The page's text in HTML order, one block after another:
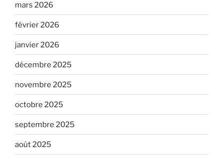
mars 2026
février 2026
janvier 2026
décembre 2025
novembre 2025
octobre 2025
septembre 2025
août 2025